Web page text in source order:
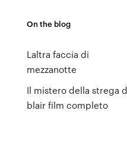
On the blog
Laltra faccia di
mezzanotte
Il mistero della strega
blair film completo